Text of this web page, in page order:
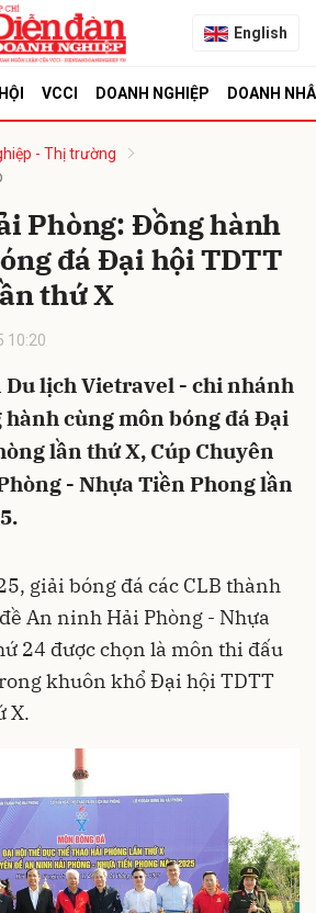
English
VCCI DOANH NGHIỆP DOANH
- Thị trường
Phòng: Đồng hành
đá Đại hội TDTT
thứ X
10:20
Du lịch Vietravel - chi nhánh
hành cùng môn bóng đá Đại
lần thứ X, Cúp Chuyên
- Nhựa Tiền Phong lần
giải bóng đá các CLB thành
An ninh Hải Phòng - Nhựa
24 được chọn là môn thi đấu
khuôn khổ Đại hội TDTT
X.